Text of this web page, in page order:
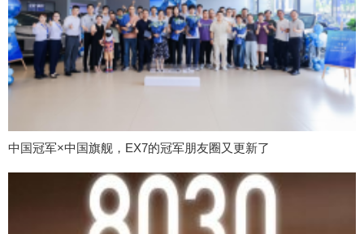
中国冠军×中国旗舰，EX7的冠军朋友圈又更新了